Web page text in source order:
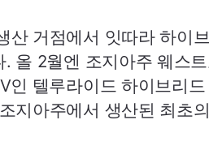
산 거점에서 잇따라 하이
올 2월엔 조지아주 웨스
인 텔루라이드 하이브리
지아주에서 생산된 최초